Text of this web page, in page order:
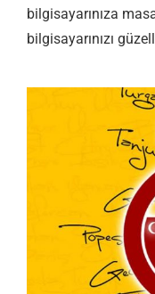
bilgisayarınıza
bilgisayarınızı